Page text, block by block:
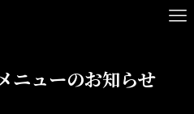
ニューのお知らせ